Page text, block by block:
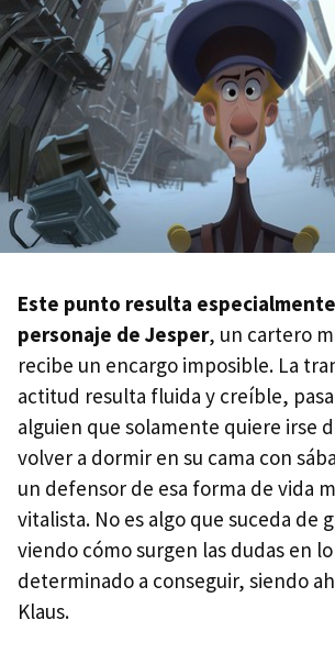
Este punto resulta
personaje de Jesper, un cartero
recibe un encargo imposible. La
actitud resulta fluida y creíble,
alguien que solamente quiere irse
volver a dormir en su cama con
un defensor de esa forma de vida
vitalista. No es algo que suceda de
viendo cómo surgen las dudas en
determinado a conseguir, siendo
Klaus.